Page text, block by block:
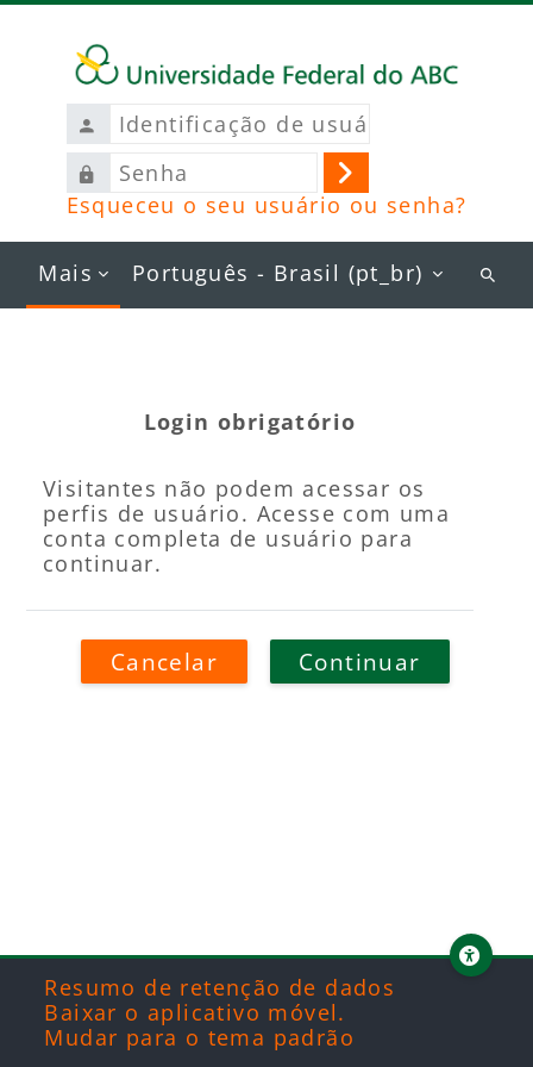
Ir para o conteúdo principal
Identificação
de
usuário
Senha
Acessar
Esqueceu o seu usuário ou senha?
Mais Português - Brasil ‎(pt_br)‎
Login obrigatório
Visitantes não podem acessar os
perfis de usuário. Acesse com uma
conta completa de usuário para
continuar.
Cancelar Continuar
Resumo de retenção de dados
Baixar o aplicativo móvel.
Mudar para o tema padrão